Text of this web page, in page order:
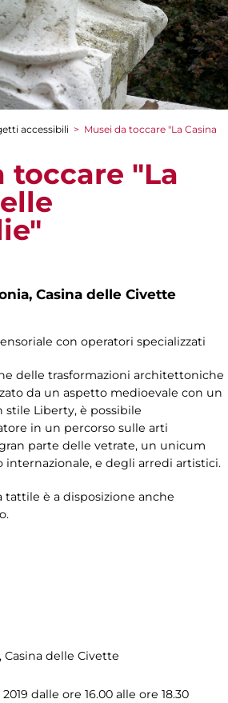
accessibili > Musei da toccare "La Casina
toccare "La
Casina delle Civette
con operatori specializzati
delle trasformazioni architettoniche
da un aspetto medioevale con un
stile Liberty, è possibile
in un percorso sulle arti
parte delle vetrate, un unicum
internazionale, e degli arredi artistici.
tattile è a disposizione anche
, Casina delle Civette
dalle ore 16.00 alle ore 18.30